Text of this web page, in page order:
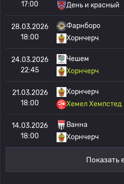
17:00
День и красный
28.03.2026
18:00
Фарнборо
Хорнчерч
24.03.2026
22:45
Чешем
Хорнчерч
21.03.2026
18:00
Хорнчерч
Хемел Хемпстед
14.03.2026
18:00
Ванна
Хорнчерч
Показать